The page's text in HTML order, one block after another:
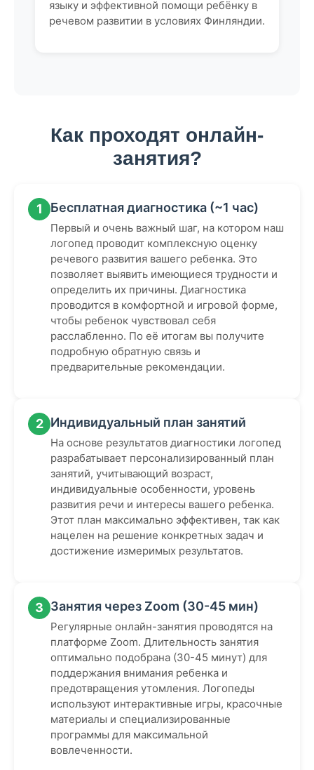
языку и эффективной помощи ребёнку в
речевом развитии в условиях Финляндии.
Как проходят онлайн-
занятия?
1 Бесплатная диагностика (~1 час)
Первый и очень важный шаг, на котором наш
логопед проводит комплексную оценку
речевого развития вашего ребенка. Это
позволяет выявить имеющиеся трудности и
определить их причины. Диагностика
проводится в комфортной и игровой форме,
чтобы ребенок чувствовал себя
расслабленно. По её итогам вы получите
подробную обратную связь и
предварительные рекомендации.
2 Индивидуальный план занятий
На основе результатов диагностики логопед
разрабатывает персонализированный план
занятий, учитывающий возраст,
индивидуальные особенности, уровень
развития речи и интересы вашего ребенка.
Этот план максимально эффективен, так как
нацелен на решение конкретных задач и
достижение измеримых результатов.
3 Занятия через Zoom (30-45 мин)
Регулярные онлайн-занятия проводятся на
платформе Zoom. Длительность занятия
оптимально подобрана (30-45 минут) для
поддержания внимания ребенка и
предотвращения утомления. Логопеды
используют интерактивные игры, красочные
материалы и специализированные
программы для максимальной
вовлеченности.